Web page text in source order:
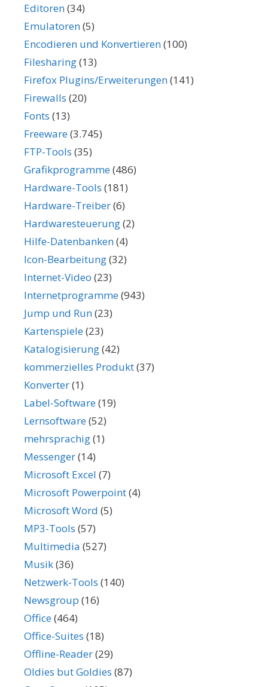
Editoren(34)
Emulatoren(5)
Encodieren und Konvertieren(100)
Filesharing(13)
Firefox Plugins/Erweiterungen(141)
Firewalls (20)
Fonts (13)
Freeware(3.745)
FTP-Tools (35)
Grafikprogramme(486)
Hardware-Tools (181)
Hardware-Treiber(6)
Hardwaresteuerung(2)
Hilfe-Datenbanken(4)
Icon-Bearbeitung(32)
Internet-Video (23)
Internetprogramme(943)
Jump und Run(23)
Kartenspiele(23)
Katalogisierung(42)
kommerzielles Produkt(37)
Konverter(1)
Label-Software(19)
Lernsoftware(52)
mehrsprachig(1)
Messenger(14)
Microsoft Excel (7)
Microsoft Powerpoint(4)
Microsoft Word (5)
MP3-Tools (57)
Multimedia (527)
Musik(36)
Netzwerk-Tools (140)
Newsgroup (16)
Office(464)
Office-Suites (18)
Offline-Reader(29)
Oldies but Goldies (87)